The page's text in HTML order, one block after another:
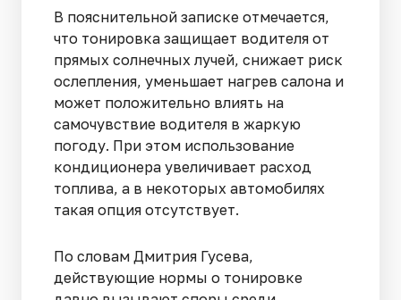
В пояснительной записке отмечается,
что тонировка защищает водителя от
прямых солнечных лучей, снижает риск
ослепления, уменьшает нагрев салона и
может положительно влиять на
самочувствие водителя в жаркую
погоду. При этом использование
кондиционера увеличивает расход
топлива, а в некоторых автомобилях
такая опция отсутствует.
По словам Дмитрия Гусева,
действующие нормы о тонировке